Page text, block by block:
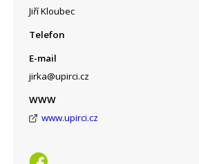
Jiří Kloubec
Telefon
E-mail
jirka@upirci.cz
WWW
www.upirci.cz